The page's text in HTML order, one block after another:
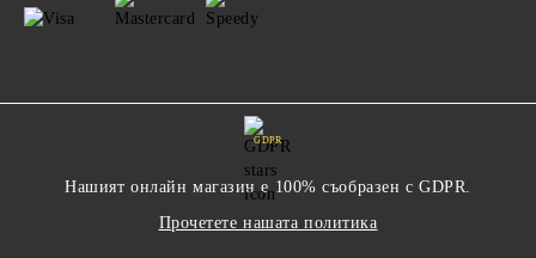
GDPR
Нашият онлайн магазин е 100% съобразен с GDPR.
Прочетете нашата политика